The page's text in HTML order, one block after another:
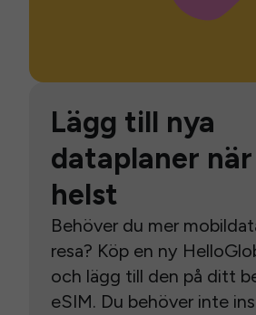
Lägg till nya
dataplaner
helst
Behöver du mer
resa? Köp en ny
och lägg till den på ditt
eSIM. Du behöver inte